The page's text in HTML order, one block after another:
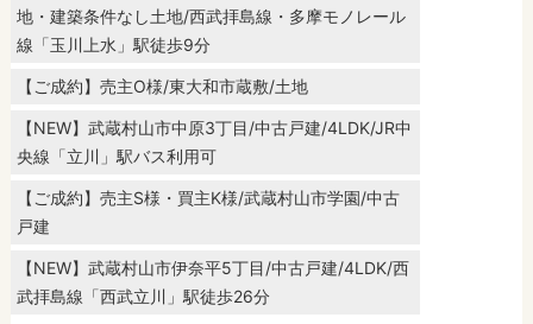
地・建築条件なし土地/西武拝島線・多摩モノレール
線「玉川上水」駅徒歩9分
【ご成約】売主O様/東大和市蔵敷/土地
【NEW】武蔵村山市中原3丁目/中古戸建/4LDK/JR中
央線「立川」駅バス利用可
【ご成約】売主S様・買主K様/武蔵村山市学園/中古
戸建
【NEW】武蔵村山市伊奈平5丁目/中古戸建/4LDK/西
武拝島線「西武立川」駅徒歩26分